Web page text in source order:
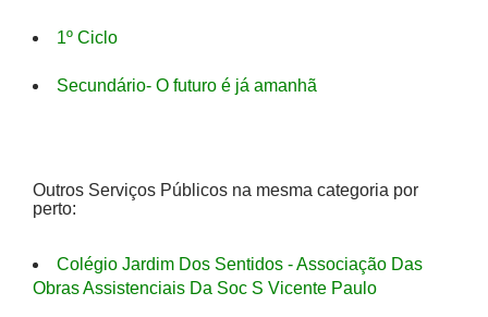
1º Ciclo
Secundário- O futuro é já amanhã
Outros Serviços Públicos na mesma categoria por
perto:
Colégio Jardim Dos Sentidos - Associação Das
Obras Assistenciais Da Soc S Vicente Paulo